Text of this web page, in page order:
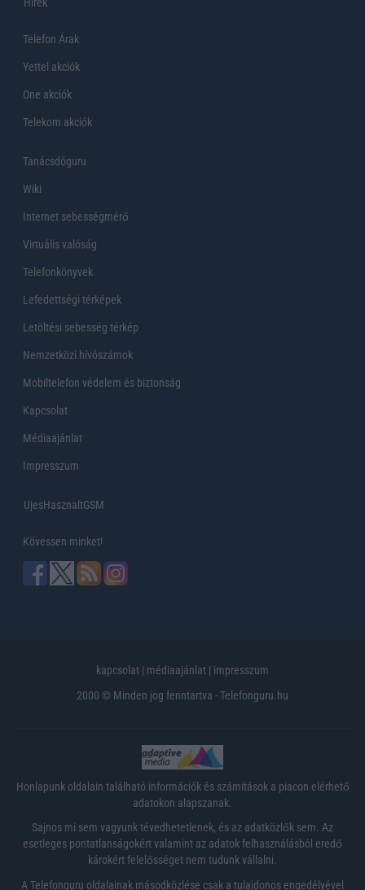
Telefon Árak
Yettel akciók
One akciók
Telekom akciók
Tanácsdóguru
Wiki
Internet sebességmérő
Virtuális valóság
Telefonkönyvek
Lefedettségi térképek
Letöltési sebesség térkép
Nemzetközi hívószámok
Mobiltelefon védelem és biztonság
Kapcsolat
Médiaajánlat
Impresszum
UjesHasznaltGSM
Kövessen minket!
kapcsolat | médiaajánlat | impresszum
2000 © Minden jog fenntartva - Telefonguru.hu
Honlapunk oldalain található információk és számítások a piacon elérhető
adatokon alapszanak.
Sajnos mi sem vagyunk tévedhetetlenek, és az adatközlők sem. Az
esetleges pontatlanságokért valamint az adatok felhasználásból eredő
károkért felelősséget nem tudunk vállalni.
A Telefonguru oldalainak másodközlése csak a tulajdonos engedélyével